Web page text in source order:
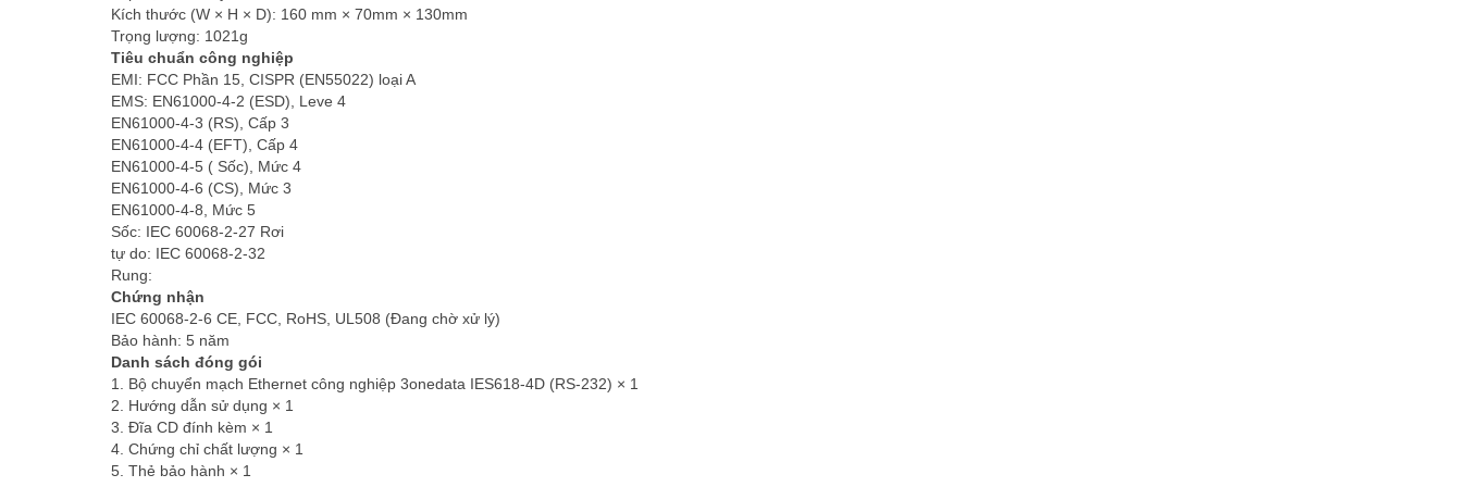
Kích thước (W × H × D): 160 mm × 70mm × 130mm
Trọng lượng: 1021g
Tiêu chuẩn công nghiệp
EMI: FCC Phần 15, CISPR (EN55022) loại A
EMS: EN61000-4-2 (ESD), Leve 4
EN61000-4-3 (RS), Cấp 3
EN61000-4-4 (EFT), Cấp 4
EN61000-4-5 ( Sốc), Mức 4
EN61000-4-6 (CS), Mức 3
EN61000-4-8, Mức 5
Sốc: IEC 60068-2-27 Rơi
tự do: IEC 60068-2-32
Rung:
Chứng nhận
IEC 60068-2-6 CE, FCC, RoHS, UL508 (Đang chờ xử lý)
Bảo hành: 5 năm
Danh sách đóng gói
1. Bộ chuyển mạch Ethernet công nghiệp 3onedata IES618-4D (RS-232) × 1
2. Hướng dẫn sử dụng × 1
3. Đĩa CD đính kèm × 1
4. Chứng chỉ chất lượng × 1
5. Thẻ bảo hành × 1